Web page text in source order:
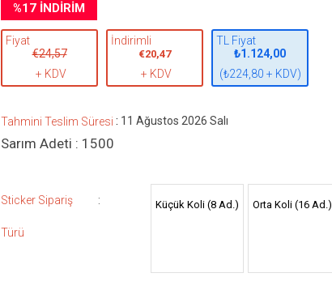
%17 İNDIRIM
Fiyat
€24,57
+ KDV
İndirimli
€20,47
+ KDV
TL Fiyat
₺1.124,00
(₺224,80 + KDV)
Tahmini Teslim Süresi : 11 Ağustos 2026 Salı
Sarım Adeti : 1500
Sticker Sipariş
Türü
: Küçük Koli (8 Ad.) Orta Koli (16 Ad.)